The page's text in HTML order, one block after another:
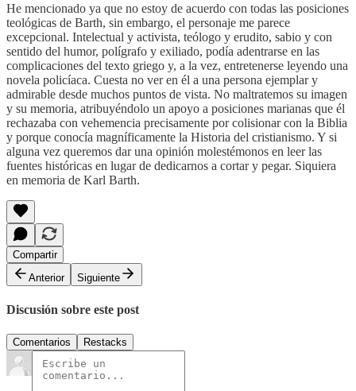
He mencionado ya que no estoy de acuerdo con todas las posiciones
teológicas de Barth, sin embargo, el personaje me parece
excepcional. Intelectual y activista, teólogo y erudito, sabio y con
sentido del humor, polígrafo y exiliado, podía adentrarse en las
complicaciones del texto griego y, a la vez, entretenerse leyendo una
novela policíaca. Cuesta no ver en él a una persona ejemplar y
admirable desde muchos puntos de vista. No maltratemos su imagen
y su memoria, atribuyéndolo un apoyo a posiciones marianas que él
rechazaba con vehemencia precisamente por colisionar con la Biblia
y porque conocía magníficamente la Historia del cristianismo. Y si
alguna vez queremos dar una opinión molestémonos en leer las
fuentes históricas en lugar de dedicarnos a cortar y pegar. Siquiera
en memoria de Karl Barth.
Compartir
Anterior
Siguiente
Discusión sobre este post
Comentarios Restacks